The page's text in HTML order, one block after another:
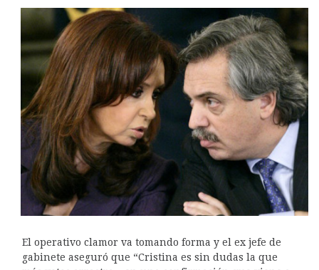
El operativo clamor va tomando forma y el ex jefe de
gabinete aseguró que “Cristina es sin dudas la que